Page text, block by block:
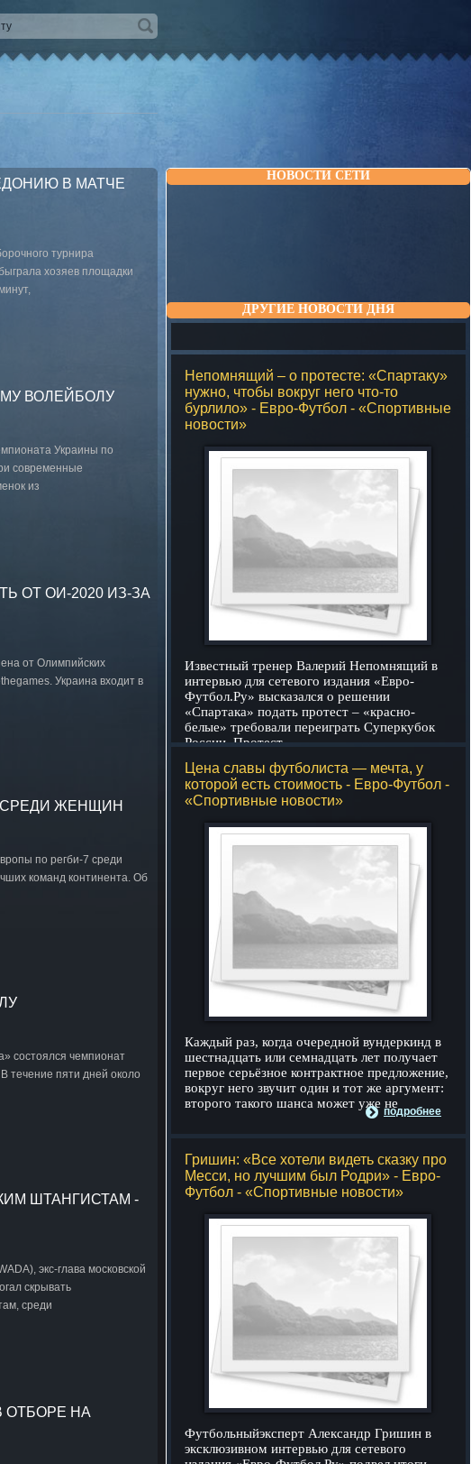
НОВОСТИ СЕТИ
ДРУГИЕ НОВОСТИ ДНЯ
Непомнящий – о протесте: «Спартаку»
нужно, чтобы вокруг него что-то
бурлило» - Евро-Футбол - «Спортивные
новости»
Известный тренер Валерий Непомнящий в
интервью для сетевого издания «Евро-
Футбол.Ру» высказался о решении
«Спартака» подать протест – «красно-
белые» требовали переиграть Суперкубок
России. Протест
Цена славы футболиста — мечта, у
которой есть стоимость - Евро-Футбол -
«Спортивные новости»
Каждый раз, когда очередной вундеркинд в
шестнадцать или семнадцать лет получает
первое серьёзное контрактное предложение,
вокруг него звучит один и тот же аргумент:
второго такого шанса может уже не
подробнее
Гришин: «Все хотели видеть сказку про
Месси, но лучшим был Родри» - Евро-
Футбол - «Спортивные новости»
Футбольныйэксперт Александр Гришин в
эксклюзивном интервью для сетевого
В МАТЧЕ
турнира
хозяев площадки
ВОЛЕЙБОЛУ
Украины по
современные
из
ОТ ОИ-2020 ИЗ-ЗА
от Олимпийских
Украина входит в
СРЕДИ ЖЕНЩИН
по регби-7 среди
команд континента. Об
состоялся чемпионат
течение пяти дней около
ШТАНГИСТАМ -
экс-глава московской
скрывать
среди
ОТБОРЕ НА